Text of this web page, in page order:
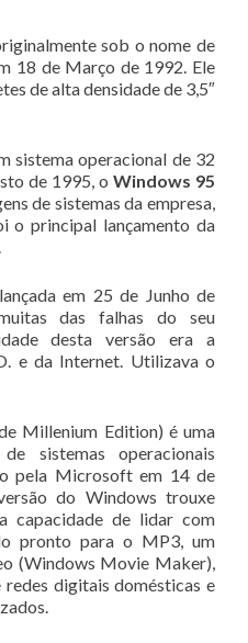
sob o nome de
18 de Março de 1992. Ele
de alta densidade de 3,5″
sistema operacional de 32
de 1995, oWindows 95
de sistemas da empresa,
o principal lançamento da
em 25 de Junho de
das falhas do seu
desta versão era a
e da Internet. Utilizava o
Millenium Edition) é uma
sistemas operacionais
pela Microsoft em 14 de
do Windows trouxe
capacidade de lidar com
pronto para o MP3, um
(Windows Movie Maker),
digitais domésticas e